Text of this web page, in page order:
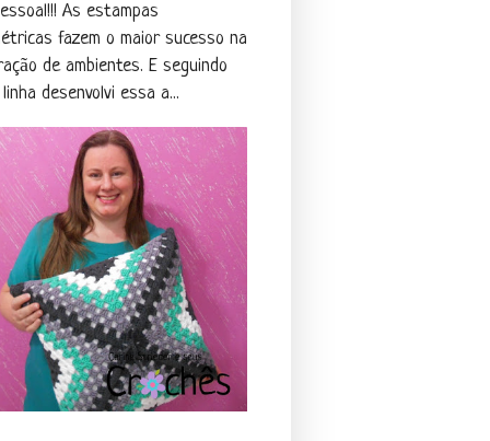
As estampas
fazem o maior sucesso na
de ambientes. E seguindo
desenvolvi essa a...